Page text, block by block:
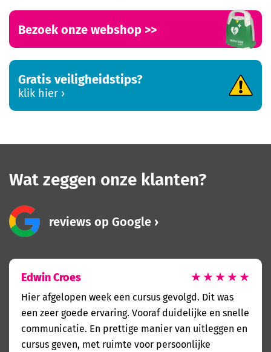
Bezoek onze webshop >>
Gratis veiligheidstips?
klik hier
Wat zeggen onze klanten?
reviews op Google
Edwin Croes ★★★★★
Hier afgelopen week een cursus gevolgd. Dit was
een zeer goede ervaring. Vooraf duidelijke en snelle
communicatie. En prettige manier van uitleggen en
cursus geven, met ruimte voor persoonlijke